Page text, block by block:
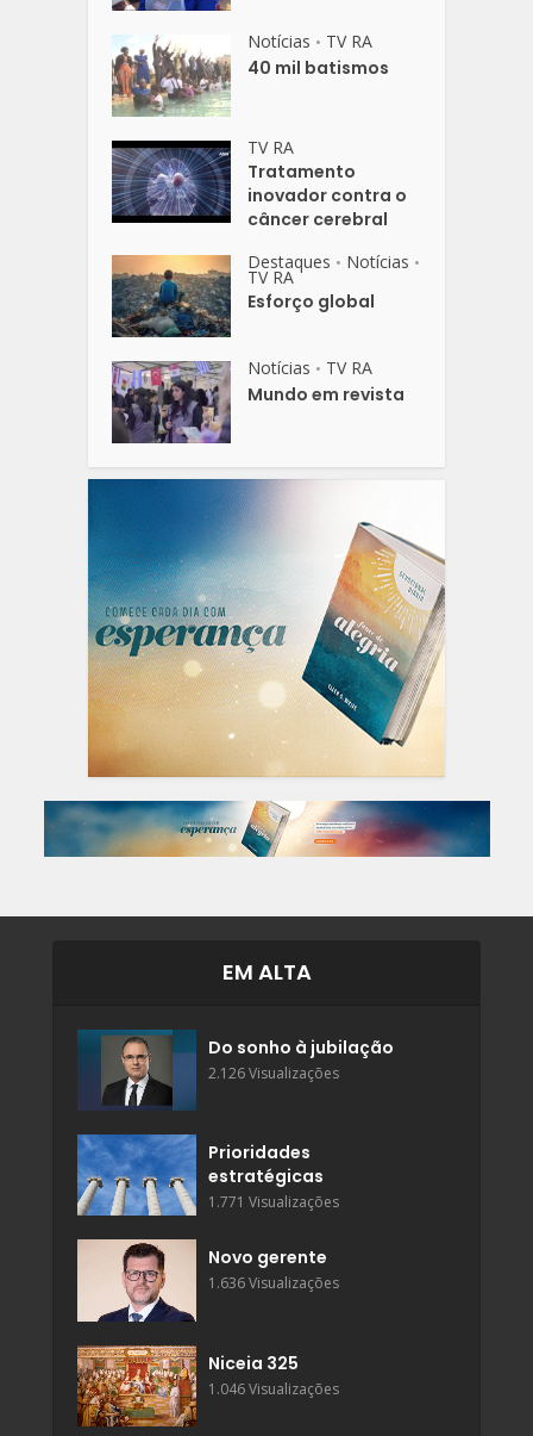
Notícias • TV RA
40 mil batismos
TV RA
Tratamento
inovador contra o
câncer cerebral
Destaques • Notícias •
TV RA
Esforço global
Notícias • TV RA
Mundo em revista
EM ALTA
Do sonho à jubilação
2.126 Visualizações
Prioridades
estratégicas
1.771 Visualizações
Novo gerente
1.636 Visualizações
Niceia 325
1.046 Visualizações